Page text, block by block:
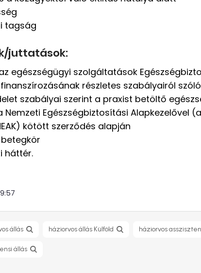
tagság
juttatások:
egészségügyi szolgáltatások
részletes szabályairól
szabályai szerint a praxist betöltő
Egészségbiztosítási Alapkezelővel (a
kötött szerződés alapján
háttér.
állás háziorvos állás Külföld háziorvos
állás